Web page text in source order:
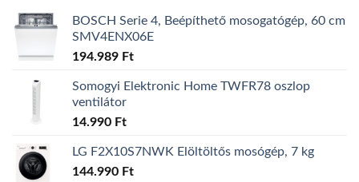
BOSCH Serie 4, Beépíthető mosogatógép, 60 cm
SMV4ENX06E
194.989 Ft
Somogyi Elektronic Home TWFR78 oszlop
ventilátor
14.990 Ft
LG F2X10S7NWK Elöltöltős mosógép, 7 kg
144.990 Ft